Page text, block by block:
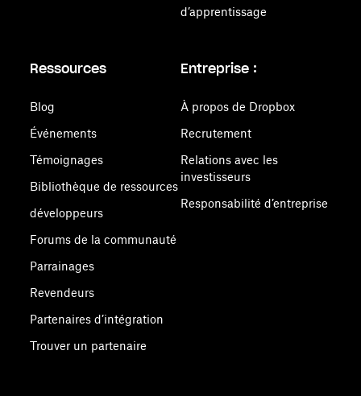
d’apprentissage
Ressources
Blog
Événements
Témoignages
Bibliothèque de ressources
développeurs
Forums de la communauté
Parrainages
Revendeurs
Partenaires d’intégration
Trouver un partenaire
Entreprise :
À propos de Dropbox
Recrutement
Relations avec les
investisseurs
Responsabilité d’entreprise